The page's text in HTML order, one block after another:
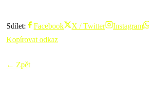
Sdílet: Facebook X / Twitter Instagram
Kopírovat odkaz
← Zpět